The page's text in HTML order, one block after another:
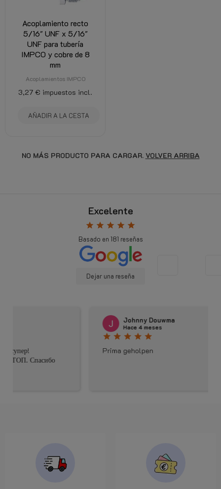
Acoplamiento recto
5/16" UNF x 5/16"
UNF para tubería
IMPCO y cobre de 8
mm
Acoplamientos IMPCO
3,27 € impuestos incl.
AÑADIR A LA CESTA
NO MÁS PRODUCTO PARA CARGAR. VOLVER ARRIBA
Excelente
star star star star star
Basado en 181 reseñas
Dejar una reseña
Johnny Douwma